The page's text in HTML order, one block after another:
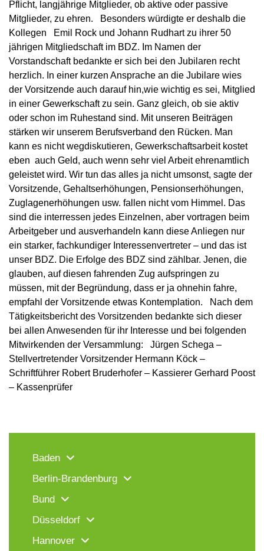
Pflicht, langjährige Mitglieder, ob aktive oder passive
Mitglieder, zu ehren. Besonders würdigte er deshalb die
Kollegen Emil Rock und Johann Rudhart zu ihrer 50
jährigen Mitgliedschaft im BDZ. Im Namen der
Vorstandschaft bedankte er sich bei den Jubilaren recht
herzlich. In einer kurzen Ansprache an die Jubilare wies
der Vorsitzende auch darauf hin,wie wichtig es sei, Mitglied
in einer Gewerkschaft zu sein. Ganz gleich, ob sie aktiv
oder schon im Ruhestand sind. Mit unseren Beiträgen
stärken wir unserem Berufsverband den Rücken. Man
kann es nicht wegdiskutieren, Gewerkschaftsarbeit kostet
eben auch Geld, auch wenn sehr viel Arbeit ehrenamtlich
geleistet wird. Wir tun das alles ja nicht umsonst, sagte der
Vorsitzende, Gehaltserhöhungen, Pensionserhöhungen,
Zuglagenerhöhungen usw. fallen nicht vom Himmel. Das
sind die interressen jedes Einzelnen, aber vortragen beim
Arbeitgeber und ausverhandeln kann diese Anliegen nur
ein starker, fachkundiger Interessenvertreter – und das ist
unser BDZ. Die Erfolge des BDZ sind zählbar. Jenen, die
glauben, auf diesen fahrenden Zug aufspringen zu
müssen, mit der Begründung, dass er ja ohnehin fahre,
empfahl der Vorsitzende etwas Kontemplation. Nach dem
Tätigkeitsbericht des Vorsitzenden bedankte sich dieser
bei allen Anwesenden für ihr Interesse und bei folgenden
Mitwirkenden der Versammlung: Jürgen Schega –
Stellvertretender Vorsitzender Hermann Köck –
Schriftführer Robert Bruderhofer – Kassierer Gerhard Poost
– Kassenprüfer
Baden
Berlin-Brandenburg
Bund
Düsseldorf
Hannover